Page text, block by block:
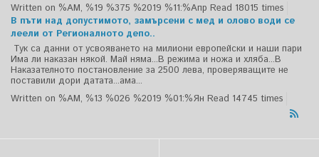
Written on %AM, %19 %375 %2019 %11:%Апр Read 18015 times
В пъти над допустимото, замърсени с мед и олово води се
леели от Регионалното депо..
Тук са данни от усвояването на милиони европейски и наши пари
Има ли наказан някой. Май няма...В режима и ножа и хляба...В
Наказателното постановление за 2500 лева, проверяващите не
поставили дори датата...ама...
Written on %AM, %13 %026 %2019 %01:%Ян Read 14745 times